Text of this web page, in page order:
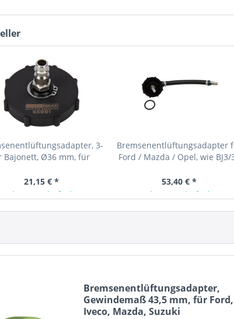
3-
Bajonett, Ø36 mm, für
21,15 € *
Ab Lager lieferbar
Bremsenentlüftungsadapter
Ford / Mazda / Opel, wie BJ3/
53,40 € *
Ab Lager lieferbar
Bremsenentlüftungsadapter,
Gewindemaß 43,5 mm, für Ford,
Iveco, Mazda, Suzuki